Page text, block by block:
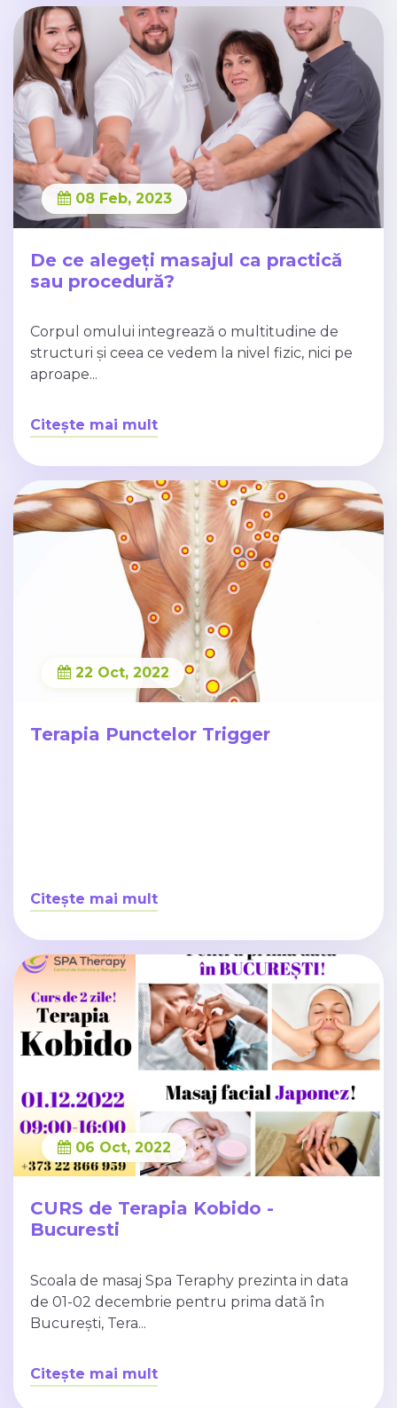
08 Feb, 2023
De ce alegeți masajul ca practică
sau procedură?
Corpul omului integrează o multitudine de
structuri și ceea ce vedem la nivel fizic, nici pe
aproape...
Citește mai mult
22 Oct, 2022
Terapia Punctelor Trigger
Citește mai mult
06 Oct, 2022
CURS de Terapia Kobido -
Bucuresti
Scoala de masaj Spa Teraphy prezinta in data
de 01-02 decembrie pentru prima dată în
București, Tera...
Citește mai mult